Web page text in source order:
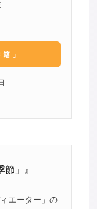
」
」』
エーター」の